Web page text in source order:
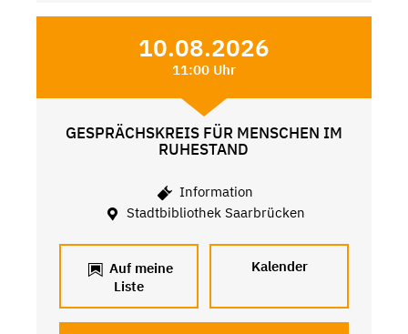
10.08.2026
11:00 Uhr
GESPRÄCHSKREIS FÜR MENSCHEN IM
RUHESTAND
Information
Stadtbibliothek Saarbrücken
Auf meine
Liste
Kalender